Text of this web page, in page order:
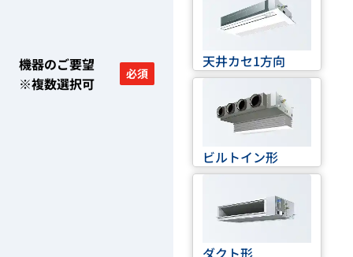
機器のご要望
※複数選択可
必須
天井カセ1方向
ビルトイン形
ダクト形